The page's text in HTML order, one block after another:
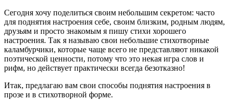
Сегодня хочу поделиться своим небольшим секретом: часто
для поднятия настроения себе, своим близким, родным людям,
друзьям и просто знакомым я пишу стихи хорошего
настроения. Так я называю свои небольшие стихотворные
каламбурчики, которые чаще всего не представляют никакой
поэтической ценности, потому что это некая игра слов и
рифм, но действует практически всегда безотказно!
Итак, предлагаю вам свои способы поднятия настроения в
прозе и в стихотворной форме.